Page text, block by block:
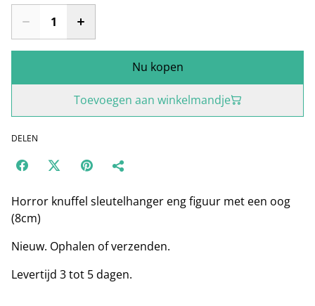
Nu kopen
Toevoegen aan winkelmandje
DELEN
Horror knuffel sleutelhanger eng figuur met een oog
(8cm)
Nieuw. Ophalen of verzenden.
Levertijd 3 tot 5 dagen.